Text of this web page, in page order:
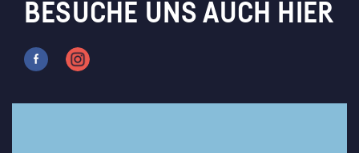
BESUCHE UNS AUCH HIER